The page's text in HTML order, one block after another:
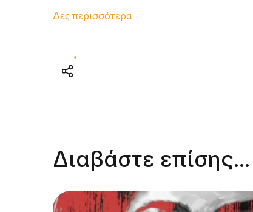
Δες περισσότερα
Διαβάστε επίσης...